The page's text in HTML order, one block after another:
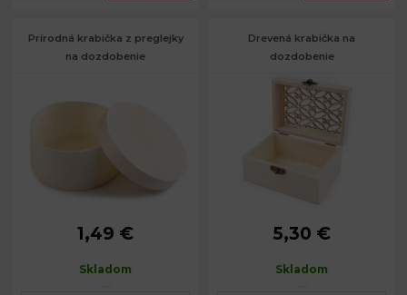
Prírodná krabička z preglejky
na dozdobenie
Priemer:
8,5 cm
1,49 €
Skladom
Drevená krabička na
dozdobenie
Rozmery:
10 x 14 cm
5,30 €
Skladom